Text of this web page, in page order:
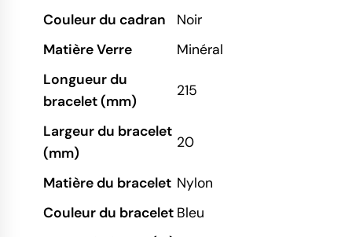
Couleur du cadran
Noir
Matière Verre
Minéral
Longueur du
bracelet (mm)
215
Largeur du bracelet
(mm)
20
Matière du bracelet Nylon
Couleur du bracelet Bleu